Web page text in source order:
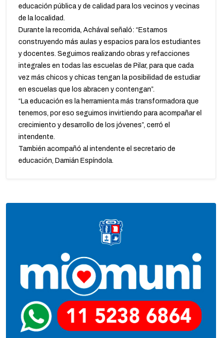
educación pública y de calidad para los vecinos y vecinas
de la localidad.
Durante la recorrida, Achával señaló: “Estamos
construyendo más aulas y espacios para los estudiantes
y docentes. Seguimos realizando obras y refacciones
integrales en todas las escuelas de Pilar, para que cada
vez más chicos y chicas tengan la posibilidad de estudiar
en escuelas que los abracen y contengan”.
“La educación es la herramienta más transformadora que
tenemos, por eso seguimos invirtiendo para acompañar el
crecimiento y desarrollo de los jóvenes”, cerró el
intendente.
También acompañó al intendente el secretario de
educación, Damián Espíndola.